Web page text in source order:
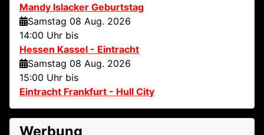
Mandy Islacker Geburtstag
Samstag 08 Aug. 2026
14:00 Uhr bis
Hessen Kassel - Eintracht
Samstag 08 Aug. 2026
15:00 Uhr bis
Eintracht Frankfurt - Hull City
Werbung